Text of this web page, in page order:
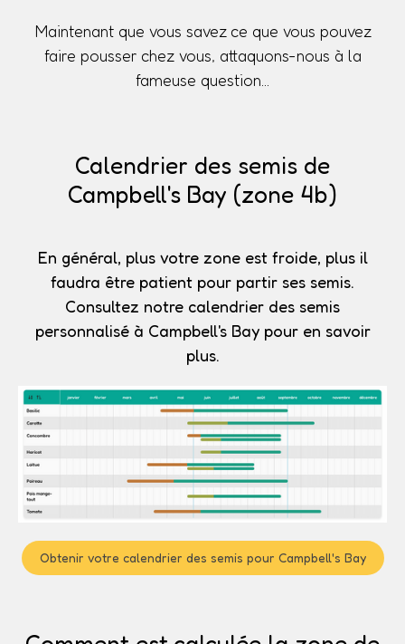
Maintenant que vous savez ce que vous pouvez
faire pousser chez vous, attaquons-nous à la
fameuse question...
Calendrier des semis de
Campbell's Bay (zone 4b)
En général, plus votre zone est froide, plus il
faudra être patient pour partir ses semis.
Consultez notre calendrier des semis
personnalisé à Campbell's Bay pour en savoir
plus.
Obtenir votre calendrier des semis pour Campbell's Bay